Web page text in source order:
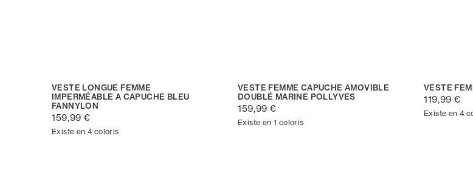
VESTE LONGUE FEMME
IMPERMÉABLE A CAPUCHE BLEU
FANNYLON
159,99 €
Existe en 4 coloris
VESTE FEMME CAPUCHE AMOVIBLE
DOUBLÉ MARINE POLLYVES
159,99 €
Existe en 1 coloris
VESTE
119,99 €
Existe en 4